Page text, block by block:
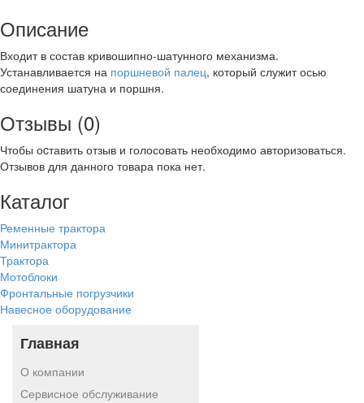
Описание
Входит в состав кривошипно-шатунного механизма.
Устанавливается на поршневой палец, который служит осью
соединения шатуна и поршня.
Отзывы (0)
Чтобы оcтавить отзыв и голосовать необходимо авторизоваться.
Отзывов для данного товара пока нет.
Каталог
Ременные трактора
Минитрактора
Трактора
Мотоблоки
Фронтальные погрузчики
Навесное оборудование
Главная
О компании
Сервисное обслуживание